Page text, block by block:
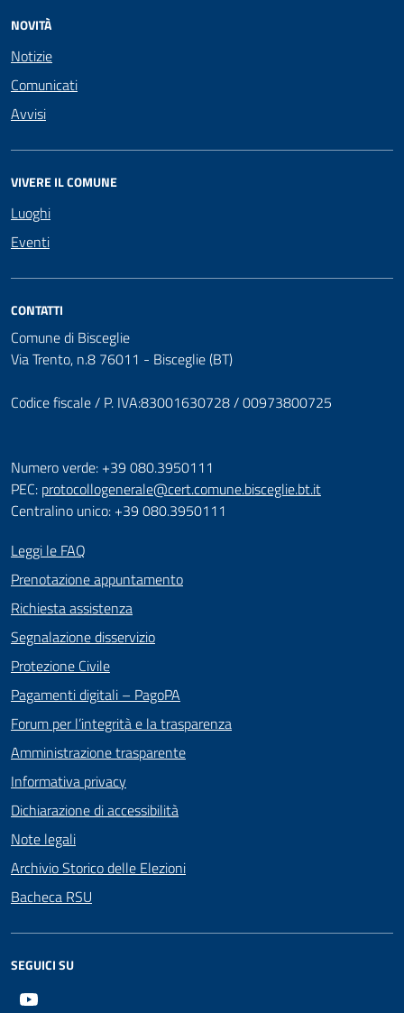
NOVITÀ
Notizie
Comunicati
Avvisi
VIVERE IL COMUNE
Luoghi
Eventi
CONTATTI
Comune di Bisceglie
Via Trento, n.8 76011 - Bisceglie (BT)
Codice fiscale / P. IVA:83001630728 / 00973800725
Numero verde: +39 080.3950111
PEC: protocollogenerale@cert.comune.bisceglie.bt.it
Centralino unico: +39 080.3950111
Leggi le FAQ
Prenotazione appuntamento
Richiesta assistenza
Segnalazione disservizio
Protezione Civile
Pagamenti digitali – PagoPA
Forum per l’integrità e la trasparenza
Amministrazione trasparente
Informativa privacy
Dichiarazione di accessibilità
Note legali
Archivio Storico delle Elezioni
Bacheca RSU
SEGUICI SU